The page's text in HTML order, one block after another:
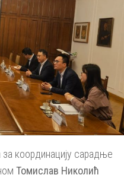
координацију сарадње
Томислав Николић